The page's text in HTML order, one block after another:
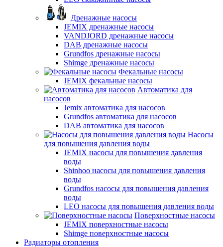
Дренажные насосы
JEMIX дренажные насосы
VANDJORD дренажные насосы
DAB дренажные насосы
Grundfos дренажные насосы
Shimge дренажные насосы
Фекальные насосы
JEMIX фекальные насосы
Автоматика для
насосов
Jemix автоматика для насосов
Grundfos автоматика для насосов
DAB автоматика для насосов
Насосы
для повышения давления воды
JEMIX насосы для повышения давления
воды
Shinhoo насосы для повышения давления
воды
Grundfos насосы для повышения давления
воды
LEO насосы для повышения давления воды
Поверхностные насосы
JEMIX поверхностные насосы
Shimge поверхностные насосы
Радиаторы отопления